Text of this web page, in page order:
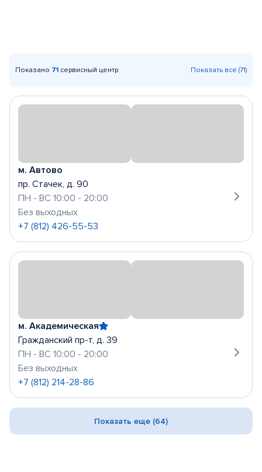
Показано 71 сервисный центр Показать все (71)
м. Автово
пр. Стачек, д. 90
ПН - ВС 10:00 - 20:00
Без выходных
+7 (812) 426-55-53
м. Академическая
Гражданский пр-т, д. 39
ПН - ВС 10:00 - 20:00
Без выходных
+7 (812) 214-28-86
Показать еще (64)